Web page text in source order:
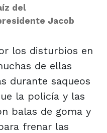
del
Jacob
los disturbios en
de ellas
durante saqueos
la policía y las
balas de goma y
frenar las